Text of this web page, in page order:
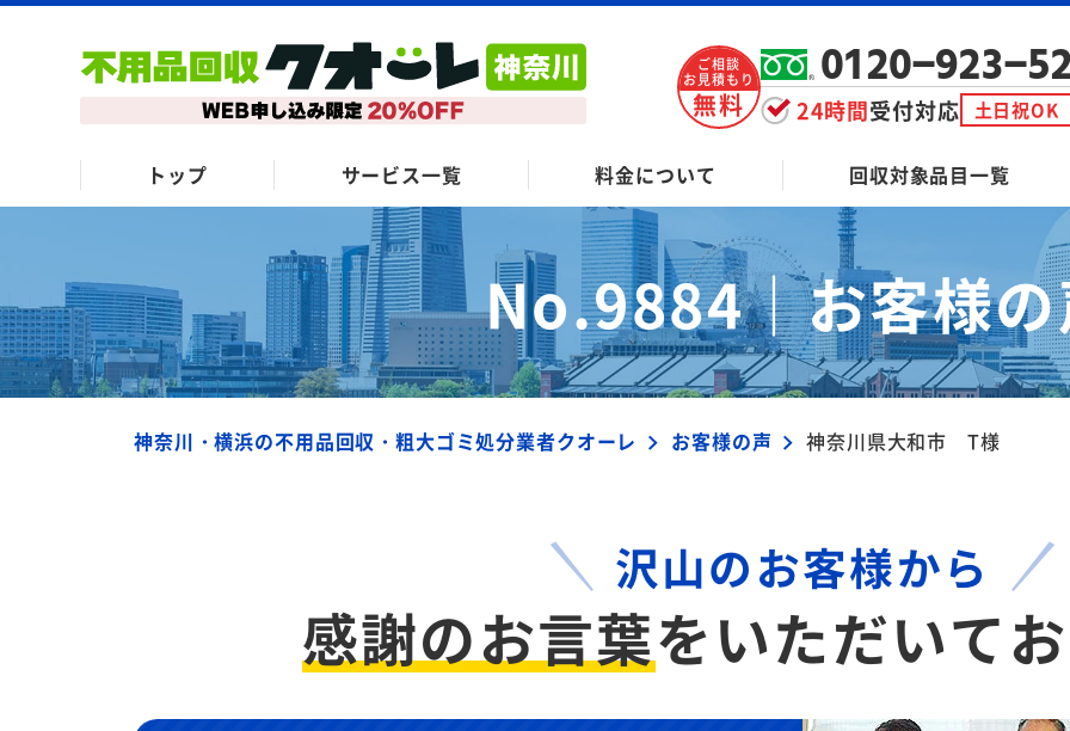
ご相談
お見積もり
無料
0120-923-
24時間受付対応 土日祝OK
トップ サービス一覧 料金について 回収対象品目一覧
No.9884｜お客様
神奈川・横浜の不用品回収・粗大ゴミ処分業者クオーレ お客様の声 神奈川県大和市 T様
沢山のお客様から
感謝のお言葉をいただいて